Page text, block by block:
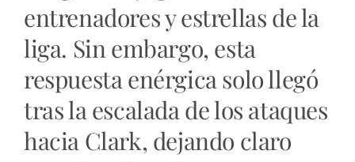
entrenadores y estrellas de la
liga. Sin embargo, esta
respuesta enérgica solo llegó
tras la escalada de los ataques
hacia Clark, dejando claro